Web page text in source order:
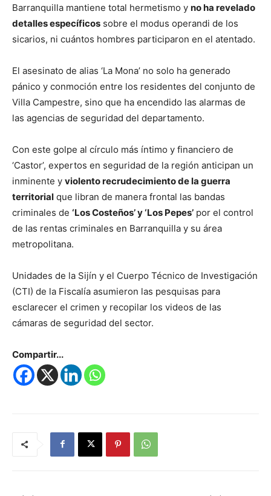
Barranquilla mantiene total hermetismo y no ha revelado
detalles específicos sobre el modus operandi de los
sicarios, ni cuántos hombres participaron en el atentado.
El asesinato de alias ‘La Mona’ no solo ha generado
pánico y conmoción entre los residentes del conjunto de
Villa Campestre, sino que ha encendido las alarmas de
las agencias de seguridad del departamento.
Con este golpe al círculo más íntimo y financiero de
‘Castor’, expertos en seguridad de la región anticipan un
inminente y violento recrudecimiento de la guerra
territorial que libran de manera frontal las bandas
criminales de ‘Los Costeños’ y ‘Los Pepes’ por el control
de las rentas criminales en Barranquilla y su área
metropolitana.
Unidades de la Sijín y el Cuerpo Técnico de Investigación
(CTI) de la Fiscalía asumieron las pesquisas para
esclarecer el crimen y recopilar los videos de las
cámaras de seguridad del sector.
Compartir...